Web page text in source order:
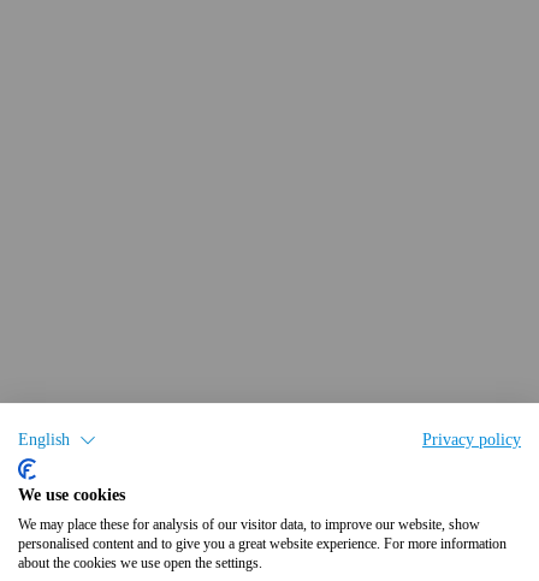
English Privacy policy
We use cookies
We may place these for analysis of our visitor data, to improve our website, show
personalised content and to give you a great website experience. For more information
about the cookies we use open the settings.